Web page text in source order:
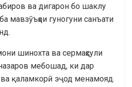
ва дигарон бо шаклу
мавзӯъҳои гуногуни санъати
шинохта ва сермаҳсули
мебошад, ки дар
ва қаламкорӣ эҷод менамояд.